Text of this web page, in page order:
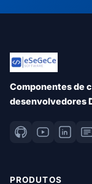
Componentes de
desenvolvedores
PRODUTOS